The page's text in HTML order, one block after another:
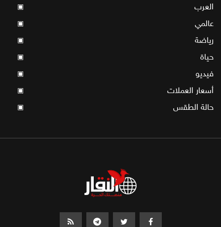
العرب ▣
عالمي ▣
رياضة ▣
حياة ▣
فيديو ▣
أسعار العملات ▣
حالة الطقس ▣